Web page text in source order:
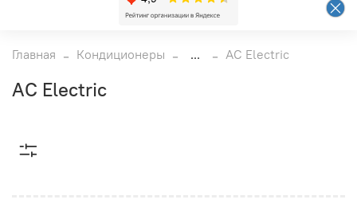
Главная Кондиционеры ... AC Electric
AC Electric